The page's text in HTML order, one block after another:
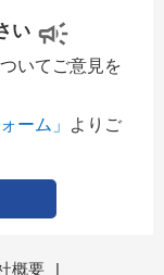
い
いてご意見を
ーム」
よりご
概要 |